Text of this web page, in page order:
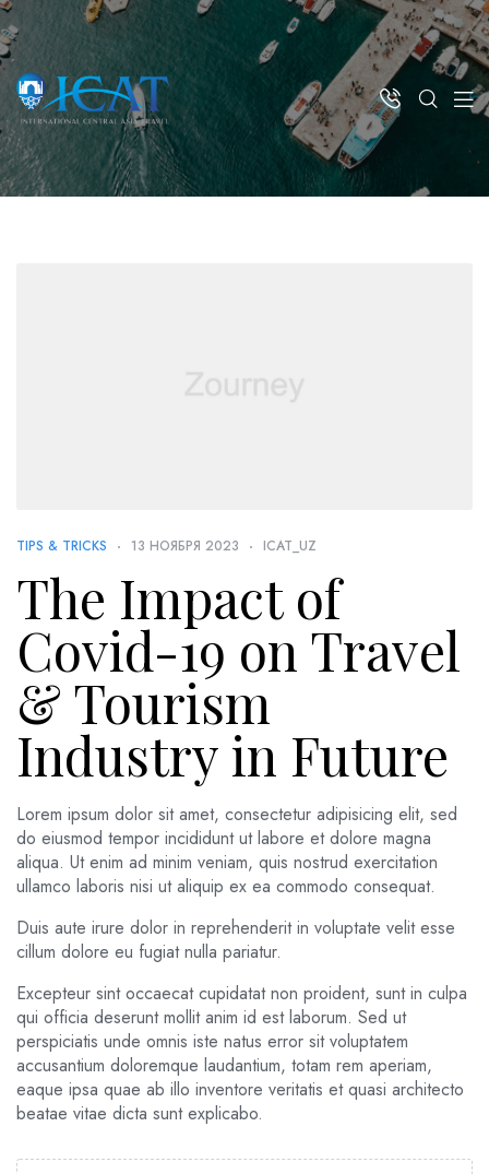
TIPS & TRICKS 13 НОЯБРЯ 2023 ICAT_UZ
The Impact of
Covid-19 on Travel
& Tourism
Industry in Future
Lorem ipsum dolor sit amet, consectetur adipisicing elit, sed
do eiusmod tempor incididunt ut labore et dolore magna
aliqua. Ut enim ad minim veniam, quis nostrud exercitation
ullamco laboris nisi ut aliquip ex ea commodo consequat.
Duis aute irure dolor in reprehenderit in voluptate velit esse
cillum dolore eu fugiat nulla pariatur.
Excepteur sint occaecat cupidatat non proident, sunt in culpa
qui officia deserunt mollit anim id est laborum. Sed ut
perspiciatis unde omnis iste natus error sit voluptatem
accusantium doloremque laudantium, totam rem aperiam,
eaque ipsa quae ab illo inventore veritatis et quasi architecto
beatae vitae dicta sunt explicabo.